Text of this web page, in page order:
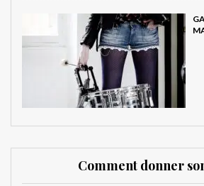
Comment donner